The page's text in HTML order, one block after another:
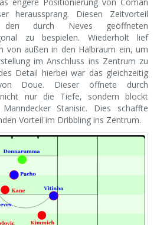
heraussprang. Diesen Zeitvorteil
durch Neves geöffneten
zu bespielen. Wiederholt lief
von außen in den Halbraum ein, um
im Anschluss ins Zentrum zu
Detail hierbei war das gleichzeitig
Doue. Dieser öffnete durch
nur die Tiefe, sondern blockt
Stanisic. Dies schaffte
Vorteil im Dribbling ins Zentrum.